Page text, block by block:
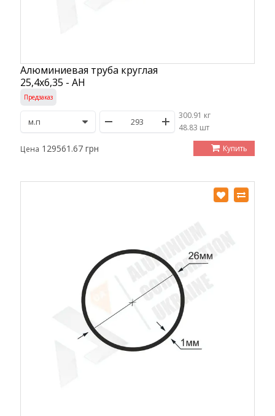
Алюминиевая труба круглая
25,4х6,35 - АН
Предзаказ
300.91 кг
/48.83 шт
Цена 129561.67 грн Купить